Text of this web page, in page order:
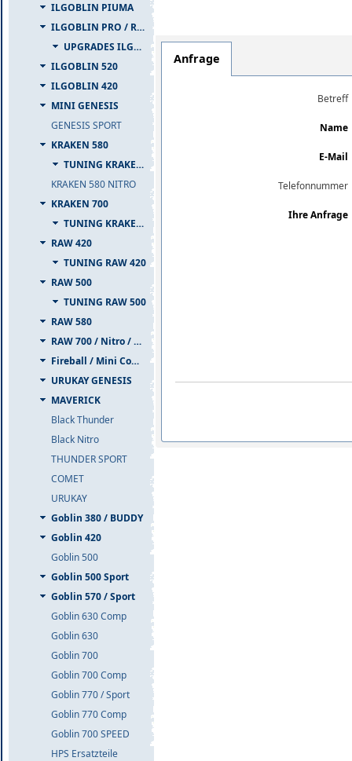
ILGOBLIN PIUMA
ILGOBLIN PRO / RAW 700
UPGRADES ILGOBLIN PRO / RAW 700
ILGOBLIN 520
ILGOBLIN 420
MINI GENESIS
GENESIS SPORT
KRAKEN 580
TUNING KRAKEN 580
KRAKEN 580 NITRO
KRAKEN 700
TUNING KRAKEN 700
RAW 420
TUNING RAW 420
RAW 500
TUNING RAW 500
RAW 580
RAW 700 / Nitro / PIUMA
Fireball / Mini Comet
URUKAY GENESIS
MAVERICK
Black Thunder
Black Nitro
THUNDER SPORT
COMET
URUKAY
Goblin 380 / BUDDY
Goblin 420
Goblin 500
Goblin 500 Sport
Goblin 570 / Sport
Goblin 630 Comp
Goblin 630
Goblin 700
Goblin 700 Comp
Goblin 770 / Sport
Goblin 770 Comp
Goblin 700 SPEED
HPS Ersatzteile
Anfrage
Betreff
Name
E-Mail
Telefonnummer
Ihre Anfrage